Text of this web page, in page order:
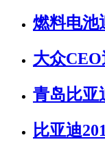
燃料电池
大众
青岛比亚
比亚迪